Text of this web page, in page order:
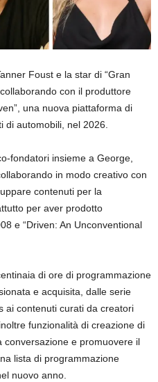
Foust e la star di “Gran
con il produttore
una nuova piattaforma di
di automobili, nel 2026.
fondatori insieme a George,
in modo creativo con
contenuti per la
per aver prodotto
e “Driven: An Unconventional
di ore di programmazione
e acquisita, dalle serie
ai contenuti curati da creatori
funzionalità di creazione di
e promuovere il
lista di programmazione
nuovo anno.